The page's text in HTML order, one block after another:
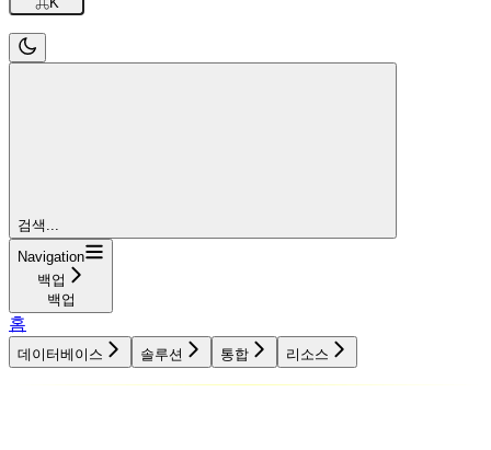
검색...
Navigation
백업
백업
홈
데이터베이스 솔루션 통합 리소스